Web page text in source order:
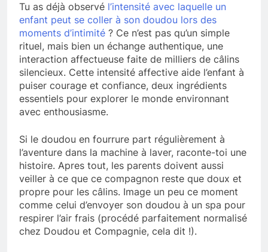
Tu as déjà observé l’intensité avec laquelle un
enfant peut se coller à son doudou lors des
moments d’intimité ? Ce n’est pas qu’un simple
rituel, mais bien un échange authentique, une
interaction affectueuse faite de milliers de câlins
silencieux. Cette intensité affective aide l’enfant à
puiser courage et confiance, deux ingrédients
essentiels pour explorer le monde environnant
avec enthousiasme.
Si le doudou en fourrure part régulièrement à
l’aventure dans la machine à laver, raconte-toi une
histoire. Apres tout, les parents doivent aussi
veiller à ce que ce compagnon reste que doux et
propre pour les câlins. Image un peu ce moment
comme celui d’envoyer son doudou à un spa pour
respirer l’air frais (procédé parfaitement normalisé
chez Doudou et Compagnie, cela dit !).